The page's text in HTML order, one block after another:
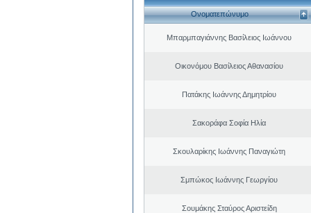
Ονοματεπώνυμο
Μπαρμπαγιάννης Βασίλειος Ιωάννου
Οικονόμου Βασίλειος Αθανασίου
Πατάκης Ιωάννης Δημητρίου
Σακοράφα Σοφία Ηλία
Σκουλαρίκης Ιωάννης Παναγιώτη
Σμπώκος Ιωάννης Γεωργίου
Σουμάκης Σταύρος Αριστείδη